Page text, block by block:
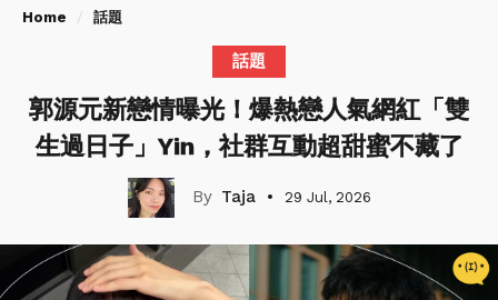
Home 話題
話題
郭源元新戀情曝光！爆熱戀人氣網紅「雙
生過日子」Yin，社群互動超甜蜜不藏了
Taja 29 Jul, 2026